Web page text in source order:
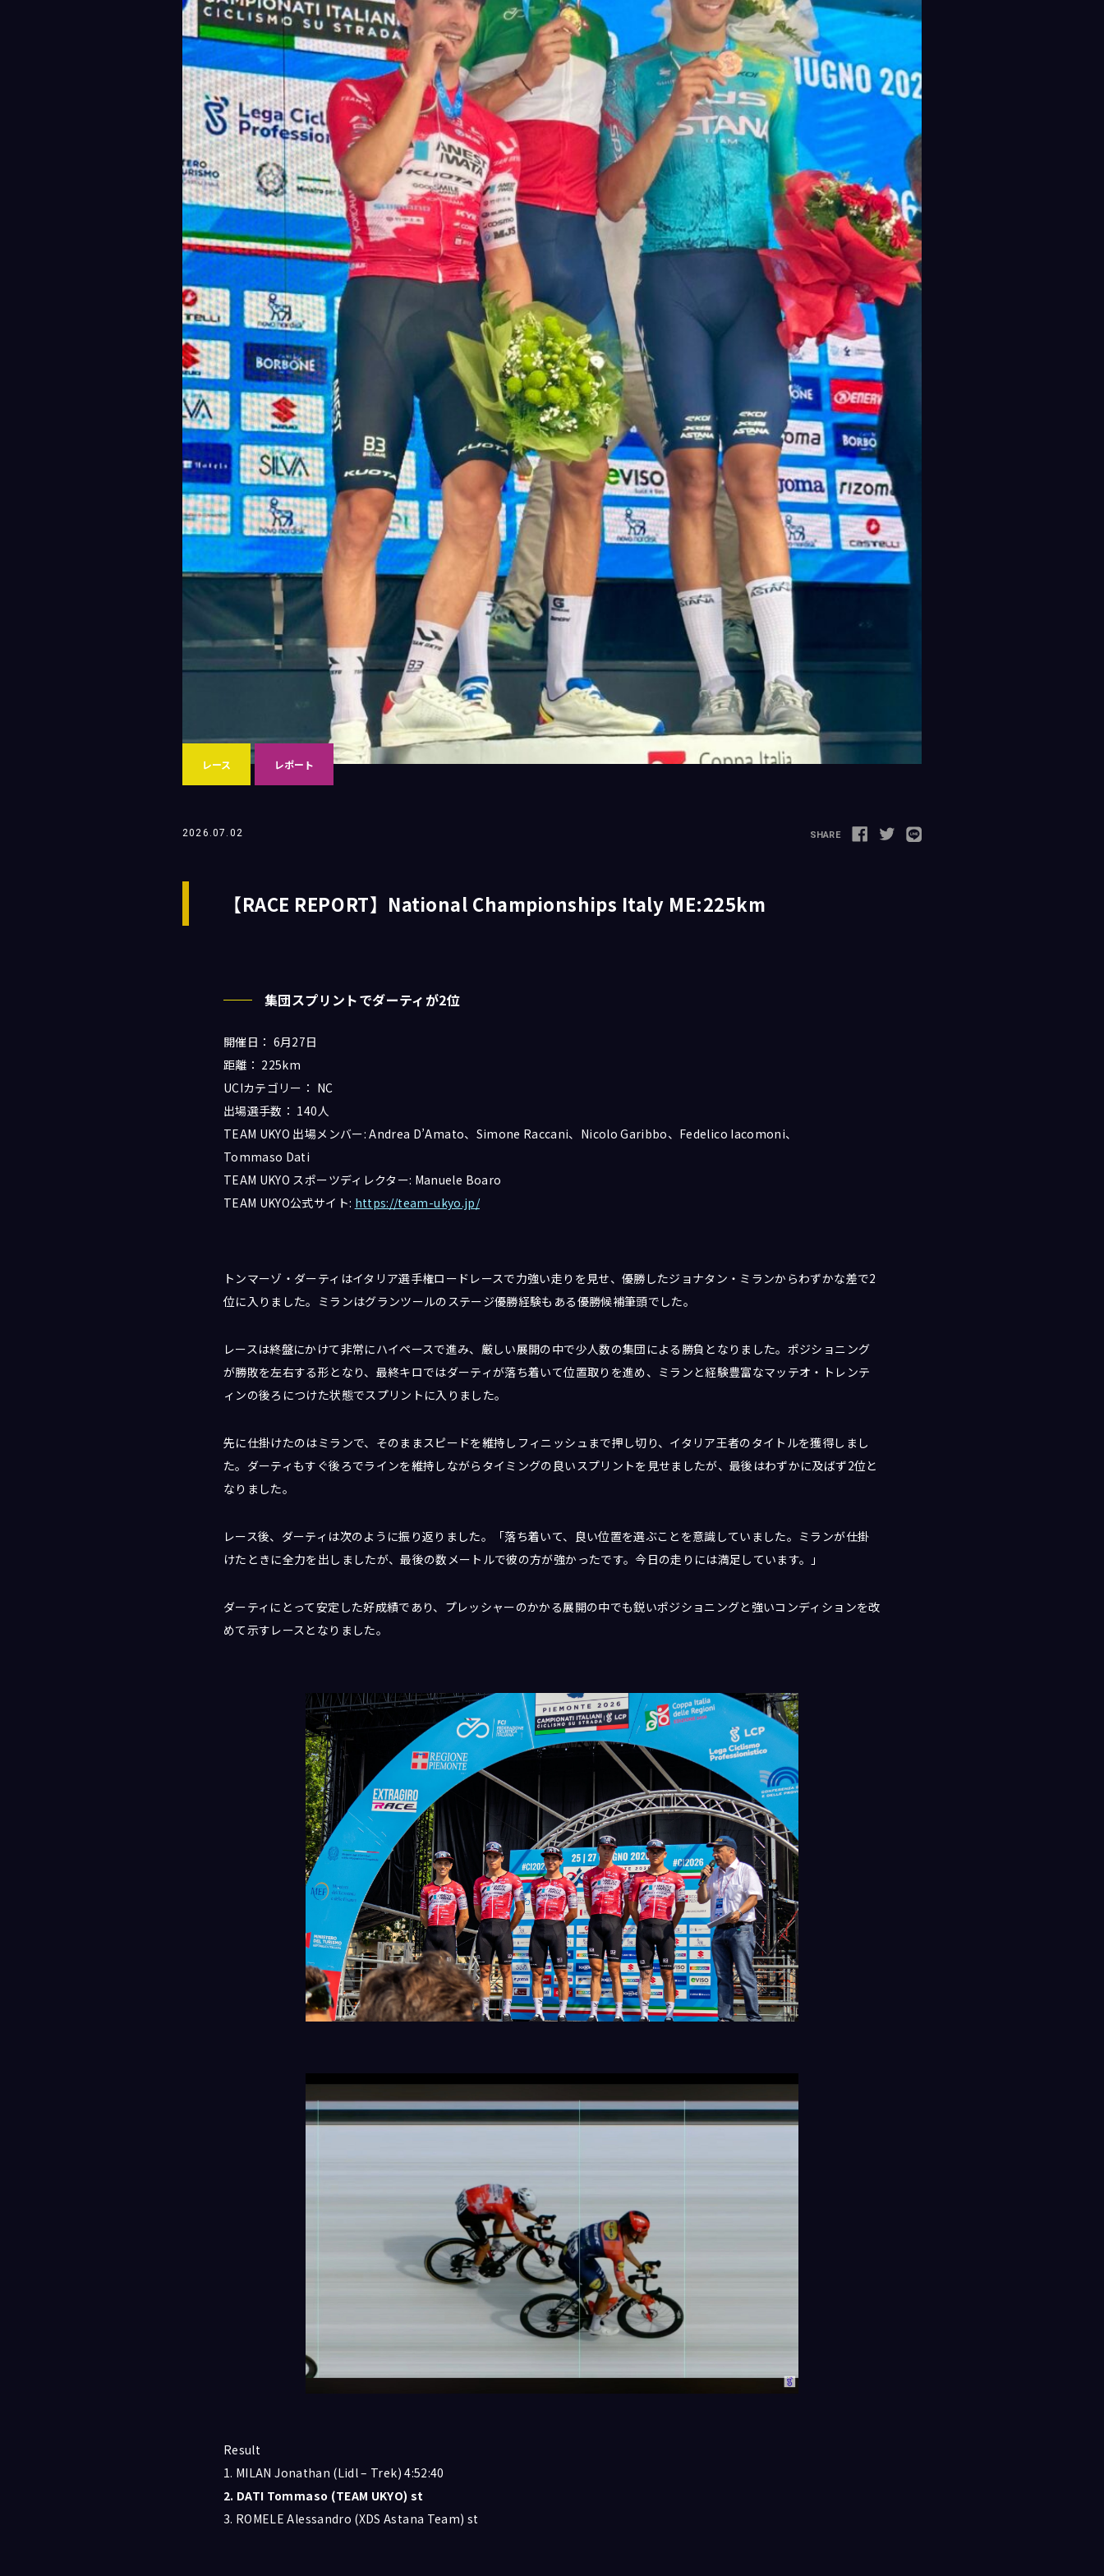
レース レポート
2026.07.02 SHARE
【RACE REPORT】National Championships Italy ME:225km
集団スプリントでダーティが2位
開催日： 6月27日
距離： 225km
UCIカテゴリー： NC
出場選手数： 140人
TEAM UKYO 出場メンバー: Andrea D’Amato、Simone Raccani、Nicolo Garibbo、Fedelico Iacomoni、
Tommaso Dati
TEAM UKYO スポーツディレクター: Manuele Boaro
TEAM UKYO公式サイト: https://team-ukyo.jp/
トンマーゾ・ダーティはイタリア選手権ロードレースで力強い走りを見せ、優勝したジョナタン・ミランからわずかな差で2
位に入りました。ミランはグランツールのステージ優勝経験もある優勝候補筆頭でした。
レースは終盤にかけて非常にハイペースで進み、厳しい展開の中で少人数の集団による勝負となりました。ポジショニング
が勝敗を左右する形となり、最終キロではダーティが落ち着いて位置取りを進め、ミランと経験豊富なマッテオ・トレンテ
ィンの後ろにつけた状態でスプリントに入りました。
先に仕掛けたのはミランで、そのままスピードを維持しフィニッシュまで押し切り、イタリア王者のタイトルを獲得しまし
た。ダーティもすぐ後ろでラインを維持しながらタイミングの良いスプリントを見せましたが、最後はわずかに及ばず2位と
なりました。
レース後、ダーティは次のように振り返りました。「落ち着いて、良い位置を選ぶことを意識していました。ミランが仕掛
けたときに全力を出しましたが、最後の数メートルで彼の方が強かったです。今日の走りには満足しています。」
ダーティにとって安定した好成績であり、プレッシャーのかかる展開の中でも鋭いポジショニングと強いコンディションを改
めて示すレースとなりました。
Result
1. MILAN Jonathan (Lidl – Trek) 4:52:40
2. DATI Tommaso (TEAM UKYO) st
3. ROMELE Alessandro (XDS Astana Team) st